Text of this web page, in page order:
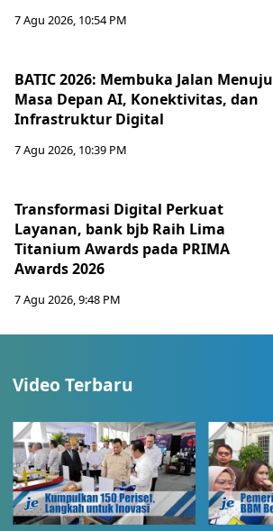
7 Agu 2026, 10:54 PM
BATIC 2026: Membuka Jalan Menuju
Masa Depan AI, Konektivitas, dan
Infrastruktur Digital
7 Agu 2026, 10:39 PM
Transformasi Digital Perkuat
Layanan, bank bjb Raih Lima
Titanium Awards pada PRIMA
Awards 2026
7 Agu 2026, 9:48 PM
Video Terbaru